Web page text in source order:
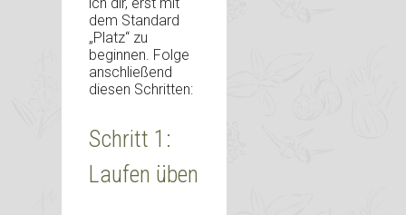
ich dir, erst mit
dem Standard
„Platz“ zu
beginnen. Folge
anschließend
diesen Schritten:
Schritt 1:
Laufen üben